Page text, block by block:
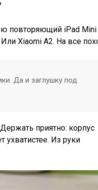
повторяющий iPad Mini
Xiaomi A2. На все
Да и заглушку под
приятно: корпус
Из руки